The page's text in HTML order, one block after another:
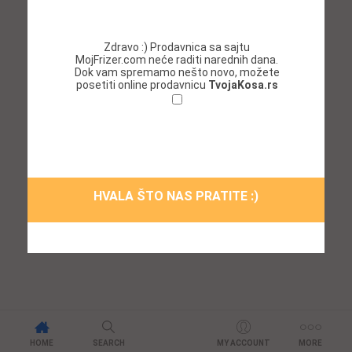
HOME SEARCH MY ACCOUNT MORE
Zdravo :) Prodavnica sa sajtu
MojFrizer.com neće raditi narednih dana.
Dok vam spremamo nešto novo, možete
posetiti online prodavnicu TvojaKosa.rs
HVALA ŠTO NAS PRATITE :)